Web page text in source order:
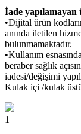
İade
•Dijital ürün
anında iletilen
bulunmamaktadır.
•Kullanım
beraber sağlık
iadesi/değişimi
Kulak içi /kulak
1